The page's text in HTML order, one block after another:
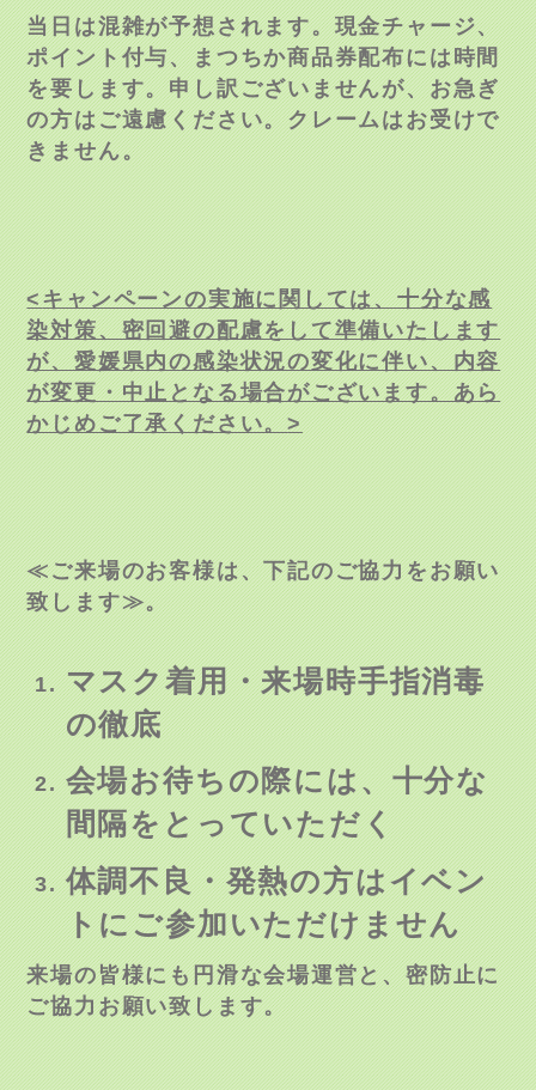
当日は混雑が予想されます。現金チャージ、
ポイント付与、まつちか商品券配布には時間
を要します。申し訳ございませんが、お急ぎ
の方はご遠慮ください。クレームはお受けで
きません。
<キャンペーンの実施に関しては、十分な感
染対策、密回避の配慮をして準備いたします
が、愛媛県内の感染状況の変化に伴い、内容
が変更・中止となる場合がございます。あら
かじめご了承ください。>
≪ご来場のお客様は、下記のご協力をお願い
致します≫。
マスク着用・来場時手指消毒
の徹底
会場お待ちの際には、十分な
間隔をとっていただく
体調不良・発熱の方はイベン
トにご参加いただけません
来場の皆様にも円滑な会場運営と、密防止に
ご協力お願い致します。